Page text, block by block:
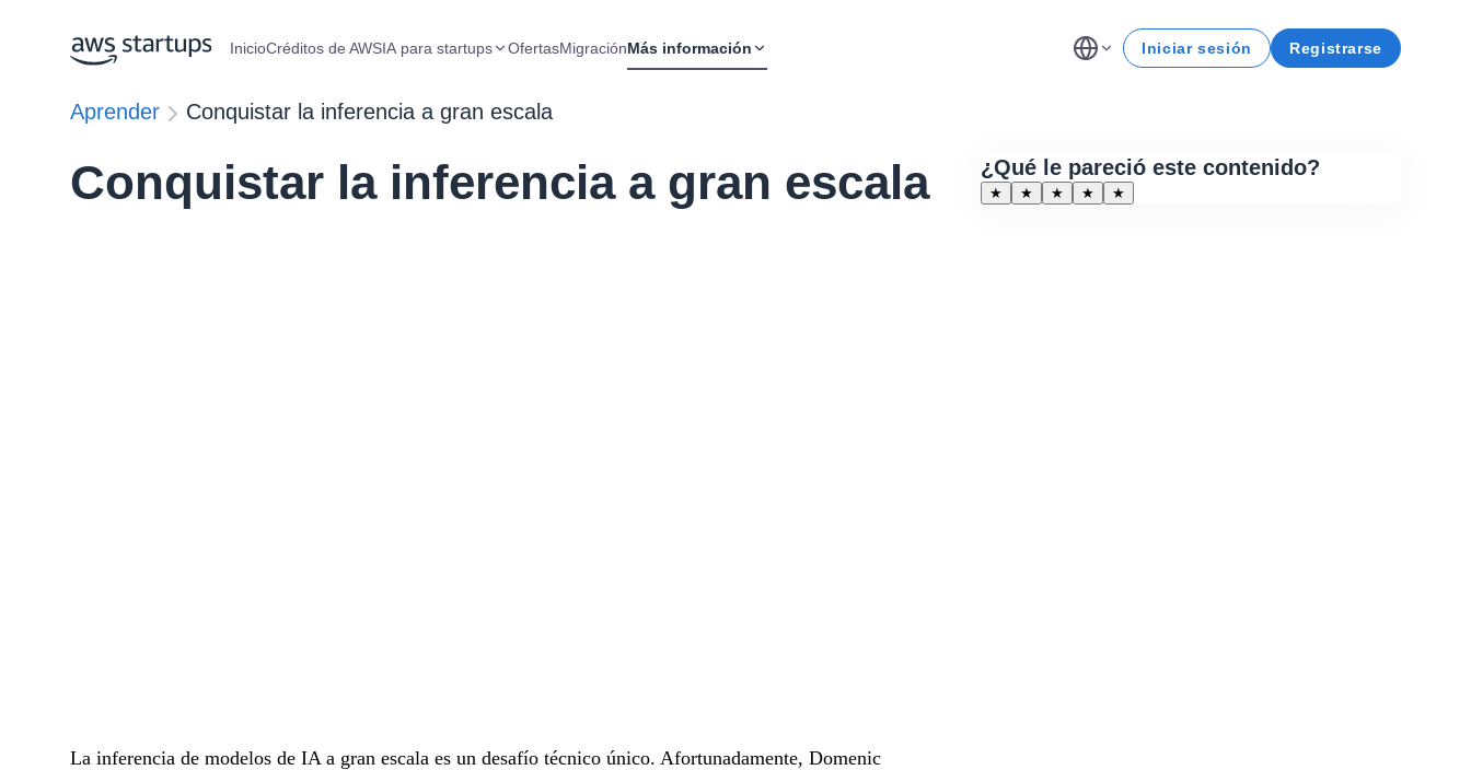
InicioCréditos de AWSIA para startups OfertasMigraciónMás información Iniciar sesión Registrarse
Aprender Conquistar la inferencia a gran escala
Conquistar la inferencia a gran escala
La inferencia de modelos de IA a gran escala es un desafío técnico único. Afortunadamente, Domenic
¿Qué le pareció este contenido?
★ ★ ★ ★ ★